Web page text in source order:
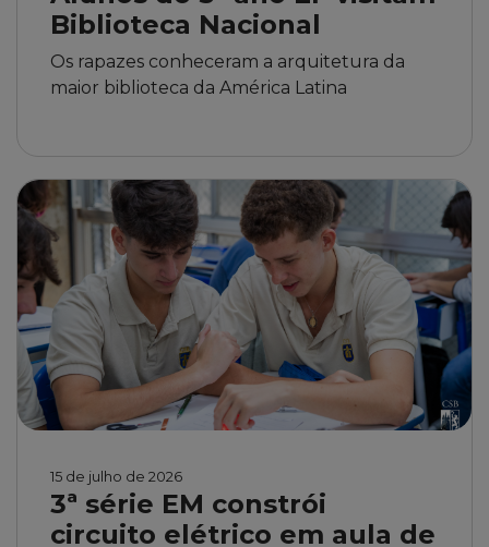
Biblioteca Nacional
Os rapazes conheceram a arquitetura da
maior biblioteca da América Latina
15 de julho de 2026
3ª série EM constrói
circuito elétrico em aula de